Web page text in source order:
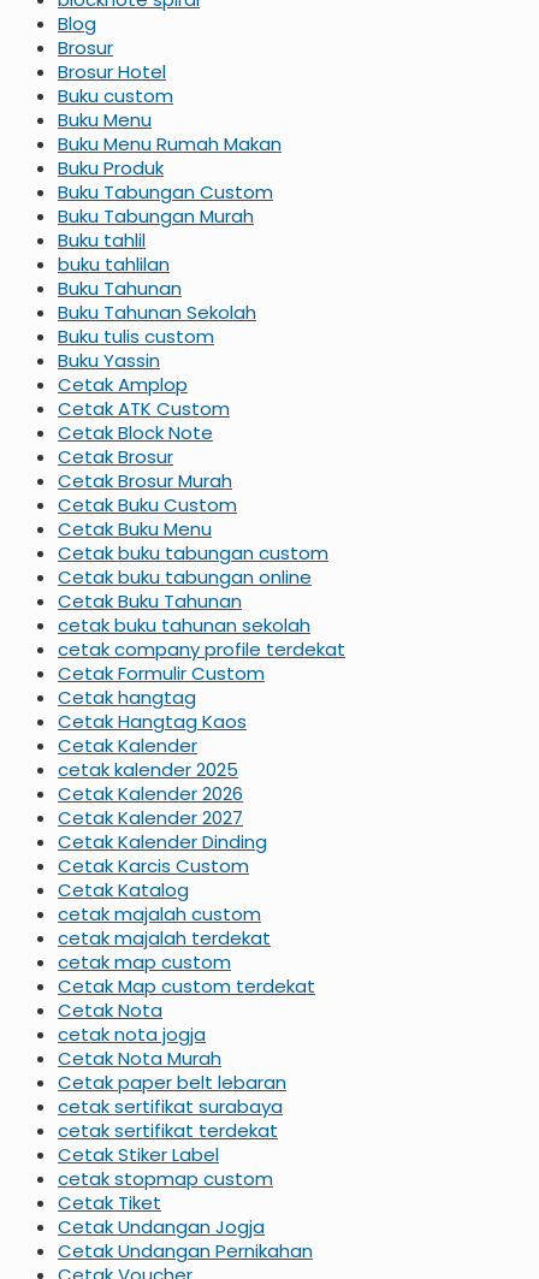
Blog
Brosur
Brosur Hotel
Buku custom
Buku Menu
Buku Menu Rumah Makan
Buku Produk
Buku Tabungan Custom
Buku Tabungan Murah
Buku tahlil
buku tahlilan
Buku Tahunan
Buku Tahunan Sekolah
Buku tulis custom
Buku Yassin
Cetak Amplop
Cetak ATK Custom
Cetak Block Note
Cetak Brosur
Cetak Brosur Murah
Cetak Buku Custom
Cetak Buku Menu
Cetak buku tabungan custom
Cetak buku tabungan online
Cetak Buku Tahunan
cetak buku tahunan sekolah
cetak company profile terdekat
Cetak Formulir Custom
Cetak hangtag
Cetak Hangtag Kaos
Cetak Kalender
cetak kalender 2025
Cetak Kalender 2026
Cetak Kalender 2027
Cetak Kalender Dinding
Cetak Karcis Custom
Cetak Katalog
cetak majalah custom
cetak majalah terdekat
cetak map custom
Cetak Map custom terdekat
Cetak Nota
cetak nota jogja
Cetak Nota Murah
Cetak paper belt lebaran
cetak sertifikat surabaya
cetak sertifikat terdekat
Cetak Stiker Label
cetak stopmap custom
Cetak Tiket
Cetak Undangan Jogja
Cetak Undangan Pernikahan